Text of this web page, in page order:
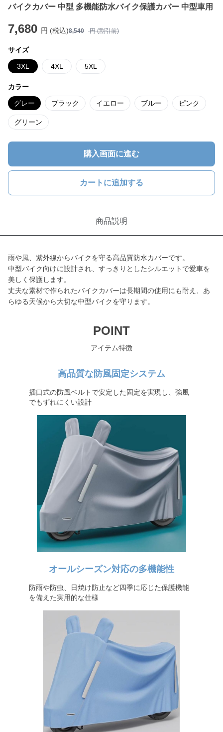
バイクカバー 中型 多機能防水バイク保護カバー 中型車用
7,680 円 (税込)8,540 円 (割引前)
サイズ
3XL 4XL 5XL
カラー
グレー ブラック イエロー ブルー ピンク
グリーン
購入画面に進む
カートに追加する
商品説明
雨や風、紫外線からバイクを守る高品質防水カバーです。
中型バイク向けに設計され、すっきりとしたシルエットで愛車を
美しく保護します。
丈夫な素材で作られたバイクカバーは長期間の使用にも耐え、あ
らゆる天候から大切な中型バイクを守ります。
POINT
アイテム特徴
高品質な防風固定システム
插口式の防風ベルトで安定した固定を実現し、強風
でもずれにくい設計
オールシーズン対応の多機能性
防雨や防虫、日焼け防止など四季に応じた保護機能
を備えた実用的な仕様